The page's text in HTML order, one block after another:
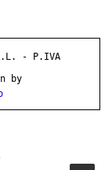
- P.IVA
by